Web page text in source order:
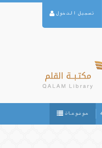
تسجيل الدخول
موضوعات